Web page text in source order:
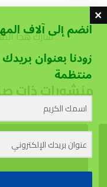
منشورات ذات
انضم إلى آلاف
زودنا بعنوان
منتظمة